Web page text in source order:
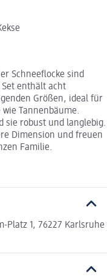
Schneeflocke sind
enthält acht
Größen, ideal für
Tannenbäume.
sie robust und langlebig.
Dimension und freuen
Familie.
Platz 1, 76227 Karlsruhe